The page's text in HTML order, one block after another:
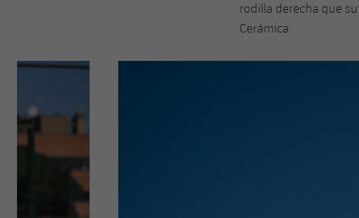
rodilla derecha que
Cerámica.
Anterior
label.aria.chevronleft